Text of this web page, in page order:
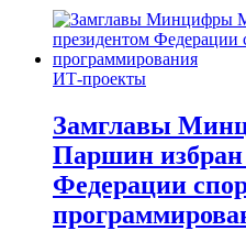
ИТ-проекты
Замглавы
Паршин избран
Федерации